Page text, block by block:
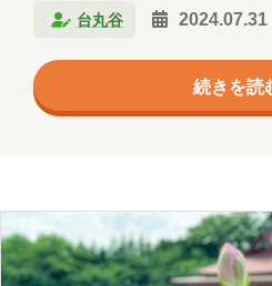
OneLake
OneNote
「edamame」だそうです。
（けまめ）」で、居酒屋さ
大人になってから食べたと
豆事情 Copiltに青森県の枝
代々農家で受け継がれてき
白毛の枝豆より劣りますが
が…
台丸谷 2024.07.31
続きを読